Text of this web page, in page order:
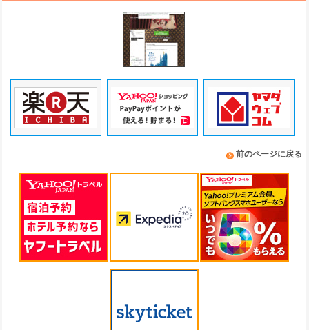
前のページに戻る